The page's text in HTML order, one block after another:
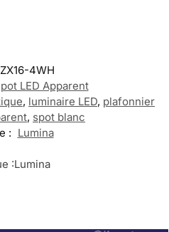
ZX16-4WH
LED Apparent
, luminaire LED, plafonnier
, spot blanc
: Lumina
:Lumina